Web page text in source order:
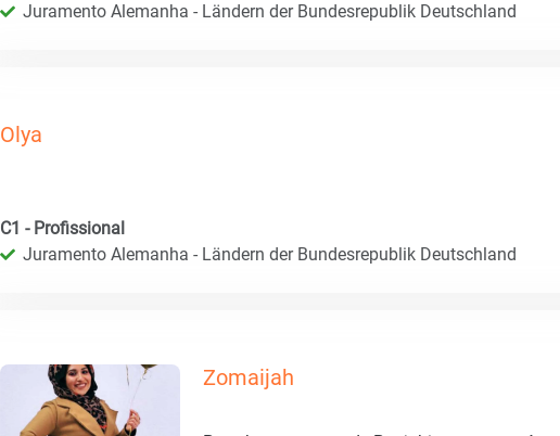
Juramento Alemanha - Ländern der Bundesrepublik Deutschland
Olya
C1 - Profissional
Juramento Alemanha - Ländern der Bundesrepublik Deutschland
Zomaijah